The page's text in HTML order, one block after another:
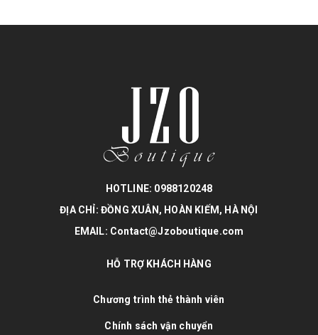
HOTLINE: 0988120248
ĐỊA CHỈ: ĐỒNG XUÂN, HOÀN KIẾM, HÀ NỘI
EMAIL: Contact@Jzoboutique.com
HỖ TRỢ KHÁCH HÀNG
Chương trình thẻ thành viên
Chính sách vận chuyển